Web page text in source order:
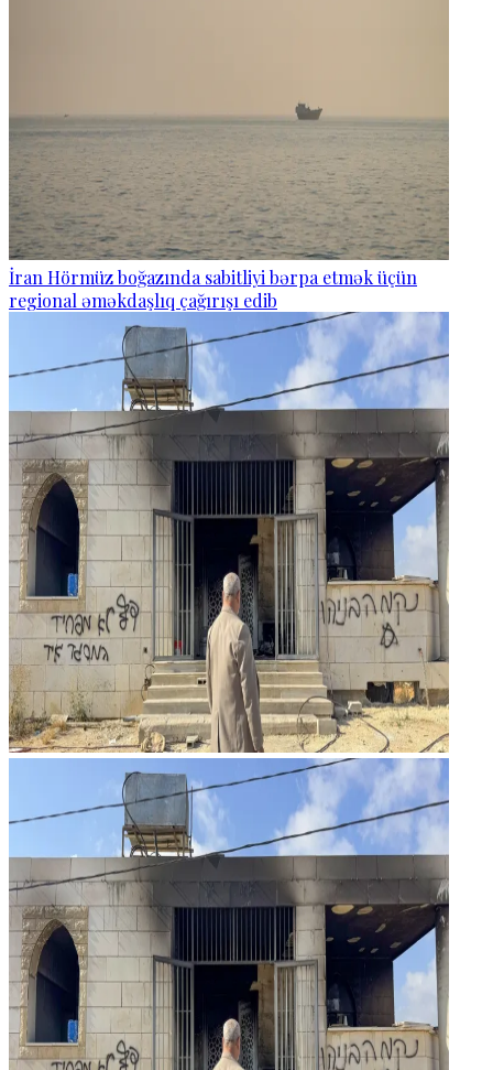
İran Hörmüz boğazında sabitliyi bərpa etmək üçün
regional əməkdaşlıq çağırışı edib